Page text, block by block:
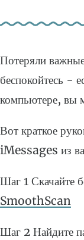
Потеряли
беспокойтесь -
компьютере, вы
Вот краткое
iMessages из
Шаг 1 Скачайте
SmoothScan
Шаг 2 Найдите